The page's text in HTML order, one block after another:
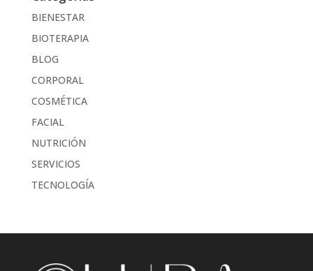
BIENESTAR
BIOTERAPIA
BLOG
CORPORAL
COSMÉTICA
FACIAL
NUTRICIÓN
SERVICIOS
TECNOLOGÍA